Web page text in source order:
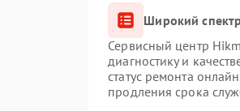
Широкий
Сервисный центр
диагностику и
статус ремонта
продления срока